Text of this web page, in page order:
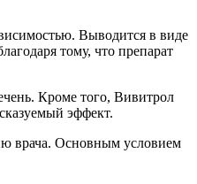
Выводится в виде
тому, что препарат
Кроме того, Вивитрол
эффект.
врача. Основным условием